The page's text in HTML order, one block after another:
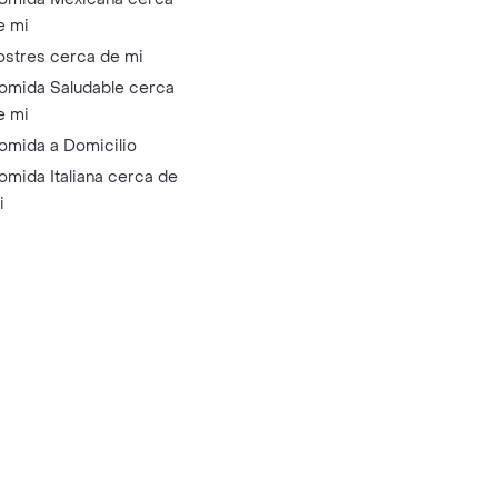
mi
cerca de mi
Saludable cerca
mi
a Domicilio
Italiana cerca de